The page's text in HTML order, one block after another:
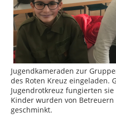
Jugendkameraden zur
des Roten Kreuz eingeladen.
Jugendrotkreuz fungierten
Kinder wurden von Betreuern
geschminkt.